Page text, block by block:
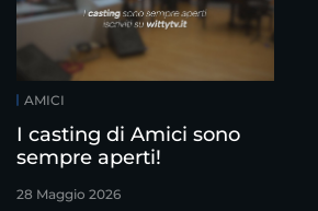
AMICI
I casting di Amici sono
sempre aperti!
28 Maggio 2026